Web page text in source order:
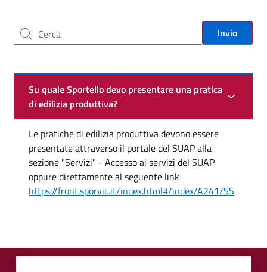
Cerca nel sito Invio
Su quale Sportello devo presentare una pratica
di edilizia produttiva?
Le pratiche di edilizia produttiva devono essere
presentate attraverso il portale del SUAP alla
sezione "Servizi" - Accesso ai servizi del SUAP
oppure direttamente al seguente link
https://front.sporvic.it/index.html#/index/A241/SS